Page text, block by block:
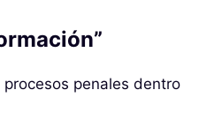
procesos penales dentro